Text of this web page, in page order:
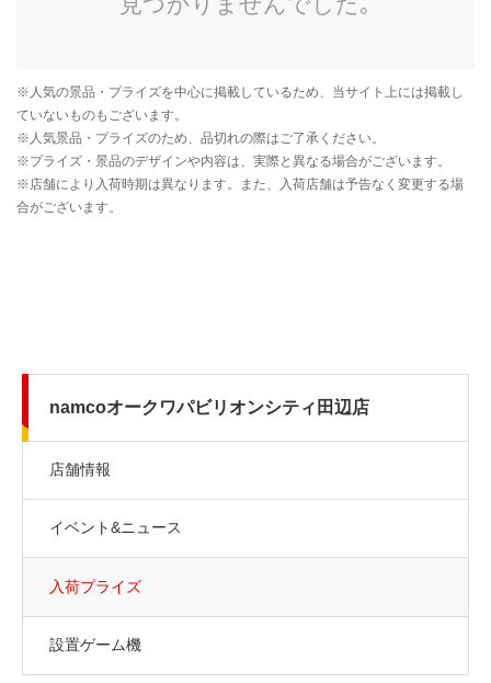
namcoオークワパビリオンシティ田辺店
店舗情報
イベント&ニュース
入荷プライズ
設置ゲーム機